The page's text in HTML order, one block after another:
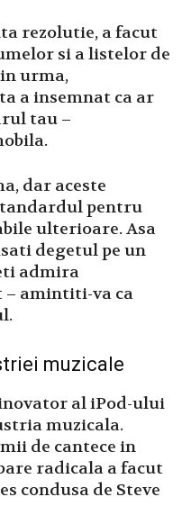
rezolutie, a facut
si a listelor de
urma,
a insemnat ca ar
tau –
dar aceste
pentru
ulterioare. Asa
degetul pe un
admira
amintiti-va ca
muzicale
al iPod-ului
muzicala.
de cantece in
radicala a facut
condusa de Steve